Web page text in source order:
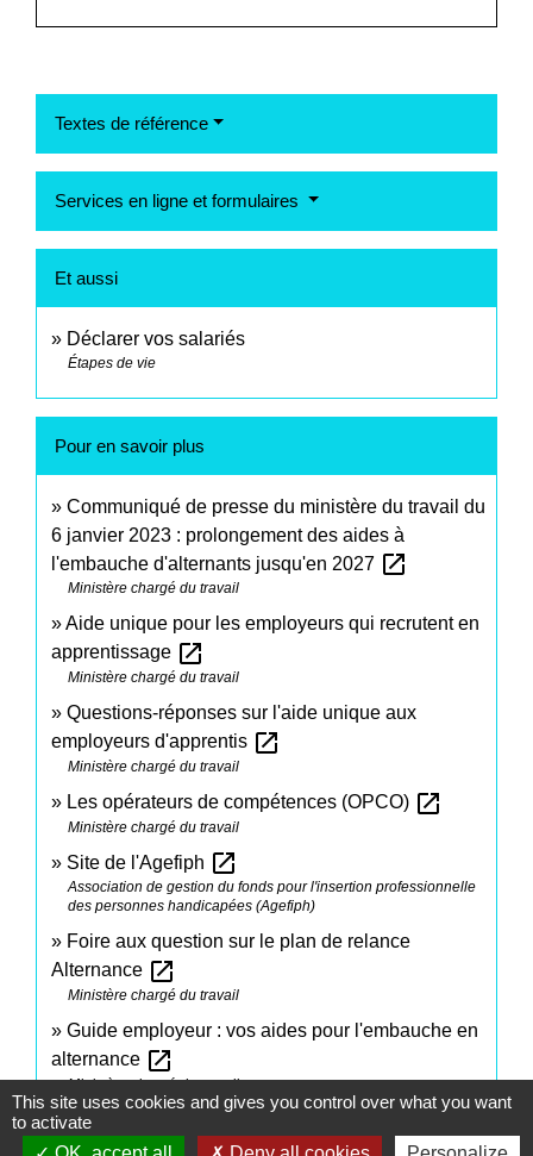
Textes de référence
Services en ligne et formulaires
Et aussi
Déclarer vos salariés
Étapes de vie
Pour en savoir plus
Communiqué de presse du ministère du travail du
6 janvier 2023 : prolongement des aides à
l'embauche d'alternants jusqu'en 2027 open_in_new
Ministère chargé du travail
Aide unique pour les employeurs qui recrutent en
apprentissage open_in_new
Ministère chargé du travail
Questions-réponses sur l'aide unique aux
employeurs d'apprentis open_in_new
Ministère chargé du travail
Les opérateurs de compétences (OPCO) open_in_new
Ministère chargé du travail
Site de l'Agefiph open_in_new
Association de gestion du fonds pour l'insertion professionnelle
des personnes handicapées (Agefiph)
Foire aux question sur le plan de relance
Alternance open_in_new
Ministère chargé du travail
Guide employeur : vos aides pour l'embauche en
alternance open_in_new
Ministère chargé du travail
This site uses cookies and gives you control over what you want
to activate